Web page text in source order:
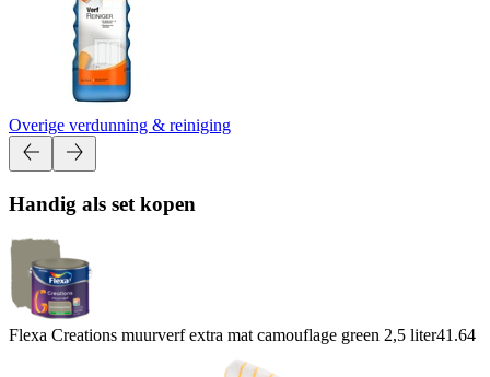
Overige verdunning & reiniging
Handig als set kopen
Flexa Creations muurverf extra mat camouflage green 2,5 liter41.64